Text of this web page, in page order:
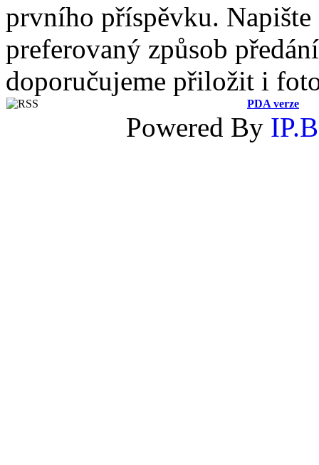
prvního příspěvku.
preferovaný způsob
doporučujeme přiložit i
PDA verze
Powered By